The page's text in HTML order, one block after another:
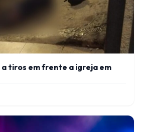
tiros em frente a igreja em